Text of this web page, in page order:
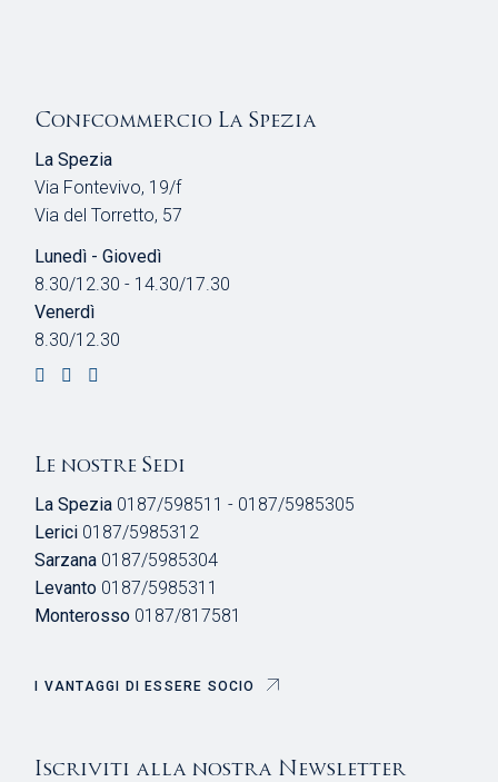
Confcommercio La Spezia
La Spezia
Via Fontevivo, 19/f
Via del Torretto, 57
Lunedì - Giovedì
8.30/12.30 - 14.30/17.30
Venerdì
8.30/12.30
Le nostre Sedi
La Spezia 0187/598511 - 0187/5985305
Lerici 0187/5985312
Sarzana 0187/5985304
Levanto 0187/5985311
Monterosso 0187/817581
I VANTAGGI DI ESSERE SOCIO
Iscriviti alla nostra Newsletter